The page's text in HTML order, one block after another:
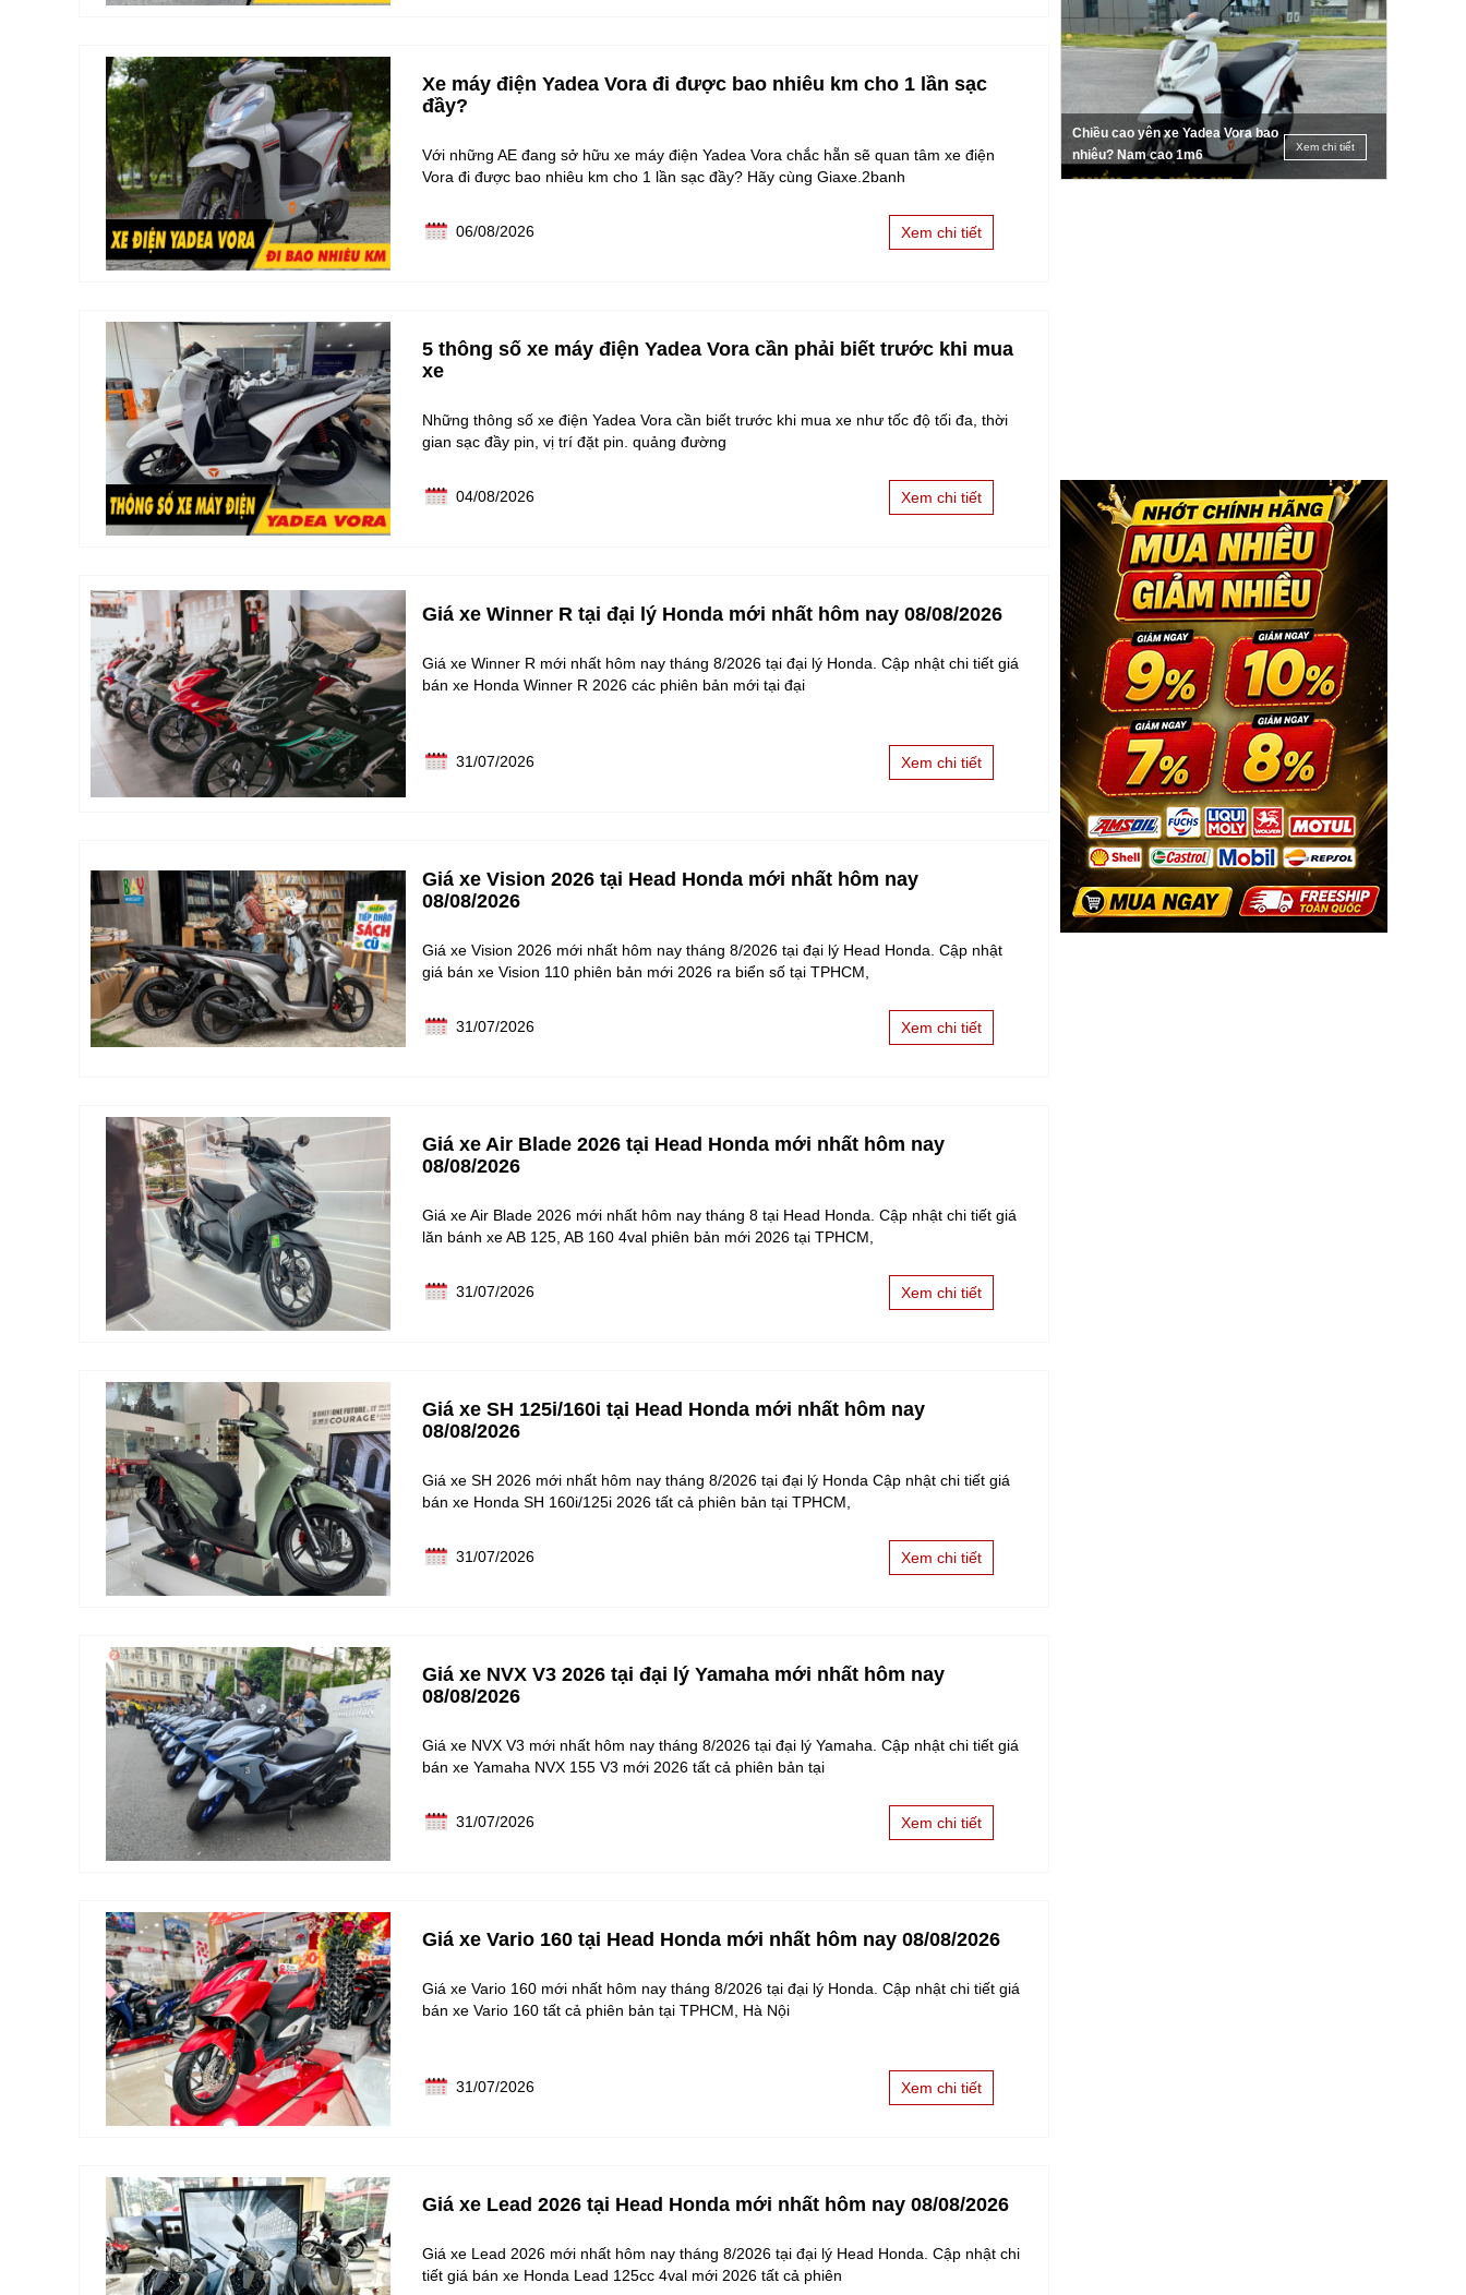
Xe máy điện Yadea Vora đi được bao nhiêu km cho 1 lần sạc
đầy?
Với những AE đang sở hữu xe máy điện Yadea Vora chắc hẵn sẽ quan tâm xe điện
Vora đi được bao nhiêu km cho 1 lần sạc đầy? Hãy cùng Giaxe.2banh
Xem chi tiết
06/08/2026
5 thông số xe máy điện Yadea Vora cần phải biết trước khi mua
xe
Những thông số xe điện Yadea Vora cần biết trước khi mua xe như tốc độ tối đa, thời
gian sạc đầy pin, vị trí đặt pin. quảng đường
Xem chi tiết
04/08/2026
Giá xe Winner R tại đại lý Honda mới nhất hôm nay 08/08/2026
Giá xe Winner R mới nhất hôm nay tháng 8/2026 tại đại lý Honda. Cập nhật chi tiết giá
bán xe Honda Winner R 2026 các phiên bản mới tại đại
Xem chi tiết
31/07/2026
Giá xe Vision 2026 tại Head Honda mới nhất hôm nay
08/08/2026
Giá xe Vision 2026 mới nhất hôm nay tháng 8/2026 tại đại lý Head Honda. Cập nhật
giá bán xe Vision 110 phiên bản mới 2026 ra biển số tại TPHCM,
Xem chi tiết
31/07/2026
Giá xe Air Blade 2026 tại Head Honda mới nhất hôm nay
08/08/2026
Giá xe Air Blade 2026 mới nhất hôm nay tháng 8 tại Head Honda. Cập nhật chi tiết giá
lăn bánh xe AB 125, AB 160 4val phiên bản mới 2026 tại TPHCM,
Xem chi tiết
31/07/2026
Giá xe SH 125i/160i tại Head Honda mới nhất hôm nay
08/08/2026
Giá xe SH 2026 mới nhất hôm nay tháng 8/2026 tại đại lý Honda Cập nhật chi tiết giá
bán xe Honda SH 160i/125i 2026 tất cả phiên bản tại TPHCM,
Xem chi tiết
31/07/2026
Giá xe NVX V3 2026 tại đại lý Yamaha mới nhất hôm nay
08/08/2026
Giá xe NVX V3 mới nhất hôm nay tháng 8/2026 tại đại lý Yamaha. Cập nhật chi tiết giá
bán xe Yamaha NVX 155 V3 mới 2026 tất cả phiên bản tại
Xem chi tiết
31/07/2026
Giá xe Vario 160 tại Head Honda mới nhất hôm nay 08/08/2026
Giá xe Vario 160 mới nhất hôm nay tháng 8/2026 tại đại lý Honda. Cập nhật chi tiết giá
bán xe Vario 160 tất cả phiên bản tại TPHCM, Hà Nội
Xem chi tiết
31/07/2026
Giá xe Lead 2026 tại Head Honda mới nhất hôm nay 08/08/2026
Giá xe Lead 2026 mới nhất hôm nay tháng 8/2026 tại đại lý Head Honda. Cập nhật chi
tiết giá bán xe Honda Lead 125cc 4val mới 2026 tất cả phiên
Chiều cao yên xe Yadea Vora bao
nhiêu? Nam cao 1m6
Xem chi tiết